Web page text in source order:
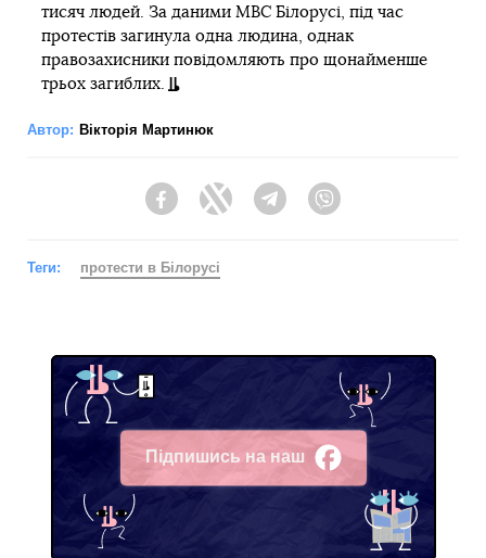
тисяч людей. За даними МВС Білорусі, під час
протестів загинула одна людина, однак
правозахисники повідомляють про щонайменше
трьох загиблих.
Автор: Вікторія Мартинюк
FacebookTwitter Telegram
Теги: протести в Білорусі
Підпишись на наш
Facebook